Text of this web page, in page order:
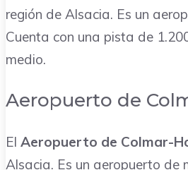
región de Alsacia. Es un
Cuenta con una pista de
medio.
Aeropuerto de
El Aeropuerto de Colmar-
Alsacia. Es un aeropuerto de